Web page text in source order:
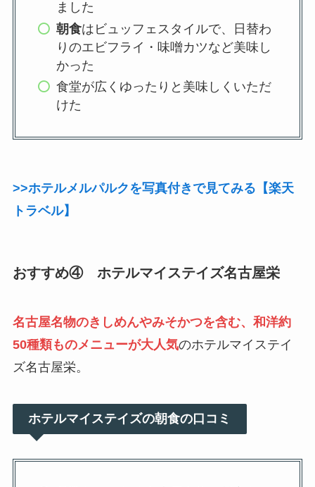
ました
朝食はビュッフェスタイルで、日替わ
りのエビフライ・味噌カツなど美味し
かった
食堂が広くゆったりと美味しくいただ
けた
>>ホテルメルパルクを写真付きで見てみる【楽天
トラベル】
おすすめ④ ホテルマイステイズ名古屋栄
名古屋名物のきしめんやみそかつを含む、和洋約
50種類ものメニューが大人気のホテルマイステイ
ズ名古屋栄。
ホテルマイステイズの朝食の口コミ